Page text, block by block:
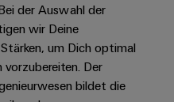
der Auswahl der
wir Deine
um Dich optimal
vorzubereiten. Der
bildet die